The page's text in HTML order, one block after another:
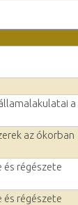
a
az ókorban
régészete
régészete